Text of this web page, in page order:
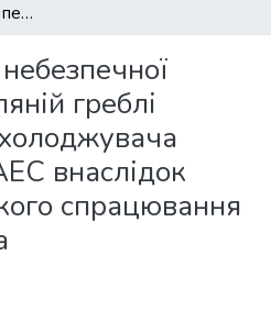
Прогнозування небезпечної ситуації на земляній греблі водосховища-охолоджувача Хмельницької АЕС внаслідок надмірно швидкого спрацювання верхнього б’єфа
греблі
внаслідок
спрацювання